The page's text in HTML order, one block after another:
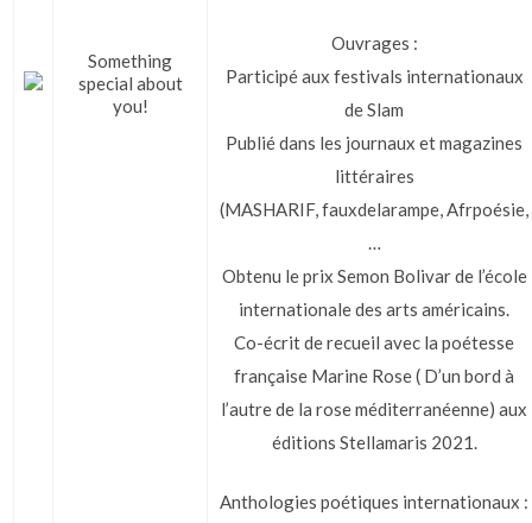
Something
special about
you!
Ouvrages :
Participé aux festivals internationaux
de Slam
Publié dans les journaux et magazines
littéraires
(MASHARIF, fauxdelarampe, Afrpoésie,
Obtenu le prix Semon Bolivar de l’école
internationale des arts américains.
Co-écrit de recueil avec la poétesse
française Marine Rose ( D’un bord à
l’autre de la rose méditerranéenne) aux
éditions Stellamaris 2021.
Anthologies poétiques internationaux :